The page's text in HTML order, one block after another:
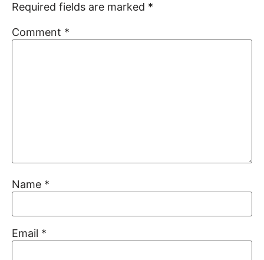
Required fields are marked *
Comment *
Name *
Email *